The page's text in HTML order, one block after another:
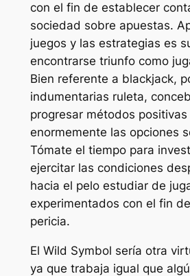
con el fin de establecer
sociedad sobre apuestas.
juegos y las estrategias es
encontrarse triunfo como
Bien referente a blackjack,
indumentarias ruleta,
progresar métodos
enormemente las opciones
Tómate el tiempo para
ejercitar las condiciones
hacia el pelo estudiar de
experimentados con el fin
pericia.
El Wild Symbol serí­a otra
ya que trabaja igual que